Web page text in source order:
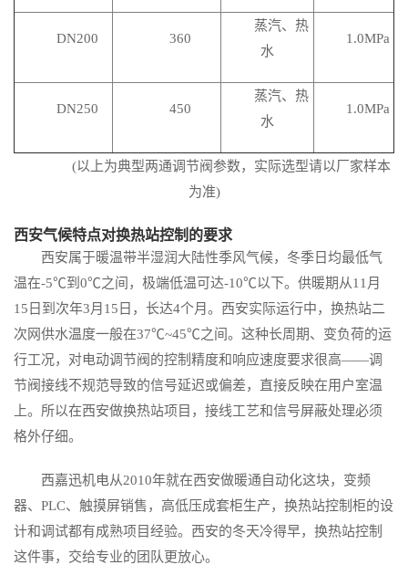
DN200 360
蒸汽、热
水
1.0MPa
DN250 450
蒸汽、热
水
1.0MPa
(以上为典型两通调节阀参数，实际选型请以厂家样本
为准)
西安气候特点对换热站控制的要求
西安属于暖温带半湿润大陆性季风气候，冬季日均最低气
温在-5℃到0℃之间，极端低温可达-10℃以下。供暖期从11月
15日到次年3月15日，长达4个月。西安实际运行中，换热站二
次网供水温度一般在37℃~45℃之间。这种长周期、变负荷的运
行工况，对电动调节阀的控制精度和响应速度要求很高——调
节阀接线不规范导致的信号延迟或偏差，直接反映在用户室温
上。所以在西安做换热站项目，接线工艺和信号屏蔽处理必须
格外仔细。
西嘉迅机电从2010年就在西安做暖通自动化这块，变频
器、PLC、触摸屏销售，高低压成套柜生产，换热站控制柜的设
计和调试都有成熟项目经验。西安的冬天冷得早，换热站控制
这件事，交给专业的团队更放心。